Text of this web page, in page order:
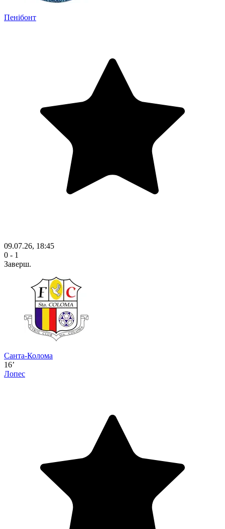
Пенібонт
09.07.26, 18:45
0 - 1
Заверш.
Санта-Колома
16’
Лопес